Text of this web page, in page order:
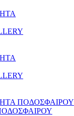
ΠΟΔΟΣΦΑΙΡΟΥ